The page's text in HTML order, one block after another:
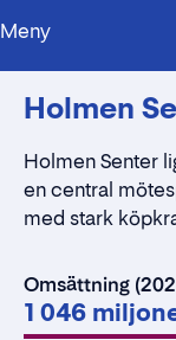
Meny
Holmen
Holmen Senter
en central
med stark
Omsättning
1 046